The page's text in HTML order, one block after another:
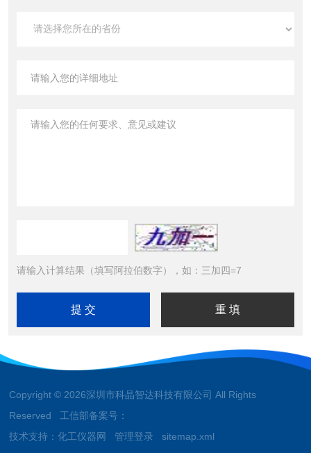
请输入计算结果（填写阿拉伯数字），如：三加四=7
Copyright © 2026深圳市科晶智达科技有限公司 All Rights
Reserved 工信部备案号：
技术支持：化工仪器网 管理登录 sitemap.xml